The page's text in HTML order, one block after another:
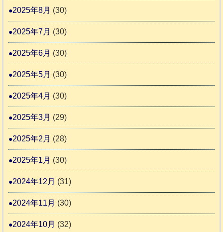
2025年8月 (30)
2025年7月 (30)
2025年6月 (30)
2025年5月 (30)
2025年4月 (30)
2025年3月 (29)
2025年2月 (28)
2025年1月 (30)
2024年12月 (31)
2024年11月 (30)
2024年10月 (32)